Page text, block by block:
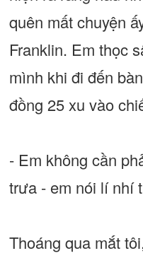
quên mất chuyện
Franklin. Em thọc
mình khi đi đến
đồng 25 xu vào
- Em không cần
trưa - em nói lí nhí
Thoáng qua mắt